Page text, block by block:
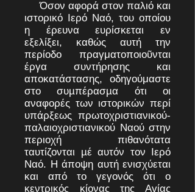
Όσον αφορά στον παλιό και
ιστορικό Ιερό Ναό, του οποίου
η έρευνα ευρίσκεται εν
εξελίξει, καθώς αυτή την
περίοδο πραγματοποιοῦνται
έργα συντήρησης και
αποκατάστασης, οδηγούμαστε
στο συµπέρασµα ότι οι
αναφορές των ιστορικών περί
υπάρξεως πρωτοχριστιανικού-
παλαιοχριστιανικού Ναού στην
περιοχή πιθανότατα
ταυτίζονται µέ αυτόν τον Ιερό
Ναό. Η άποψη αυτή ενισχύεται
και από το γεγονός ότι ο
κεντρικός κίονας της Αγίας